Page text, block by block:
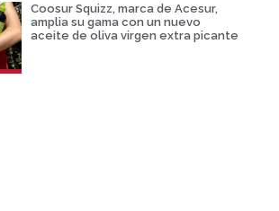
Coosur Squizz, marca de Acesur,
amplia su gama con un nuevo
aceite de oliva virgen extra picante